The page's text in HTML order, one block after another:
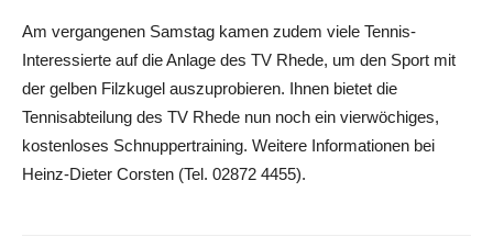
Am vergangenen Samstag kamen zudem viele Tennis-
Interessierte auf die Anlage des TV Rhede, um den Sport mit
der gelben Filzkugel auszuprobieren. Ihnen bietet die
Tennisabteilung des TV Rhede nun noch ein vierwöchiges,
kostenloses Schnuppertraining. Weitere Informationen bei
Heinz-Dieter Corsten (Tel. 02872 4455).